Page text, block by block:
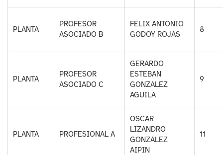
PLANTA
PROFESOR
ASOCIADO B
FELIX ANTONIO
GODOY ROJAS
8
PLANTA
PROFESOR
ASOCIADO C
GERARDO
ESTEBAN
GONZALEZ
AGUILA
9
PLANTA PROFESIONAL A
OSCAR
LIZANDRO
GONZALEZ
AIPIN
11